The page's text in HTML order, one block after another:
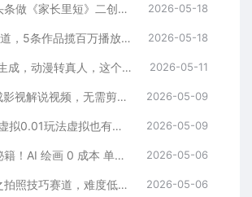
【夯爆了】在头条做《家长里短》二创小故事，这个月收益2w+ 2026-05-18
AI“暴躁老道”赛道，5条作品揽百万播放！（附变现全攻略） 2026-05-18
2026年AI一键生成，动漫转真人，这个月靠这个AI赚了2W+ 2026-05-11
最新AI一键生成影视解说视频，无需剪辑3分钟1条，条条爆款，多平台变现日入2000+ 2026-05-09
2026最新多多虚拟0.01玩法虚拟也有新门路轻松日入2500! 2026-05-09
手机壁纸赚钱秘籍！AI 绘画 0 成本 单店狂销 3.8 万单 2026-05-06
公众号流量主之拍照技巧赛道，难度低+流量大，起号第一篇就爆了10w阅读！ 2026-05-06